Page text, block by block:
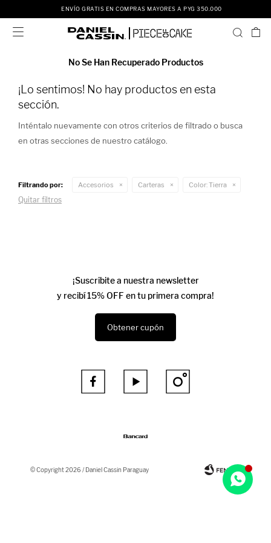
ENVÍO GRATIS EN COMPRAS MAYORES A PYG 350.000

No Se Han Recuperado Productos
¡Lo sentimos! No hay productos en esta
sección.
Inténtalo nuevamente con otros criterios de filtrado o busca
en otras secciones de nuestro catálogo.
Filtrando por: Accesorios Carteras Color:Tierra
Quitar filtros
¡Suscribite a nuestra newsletter
y recibí 15% OFF en tu primera compra!
Obtener cupón
  
© Copyright 2026 / Daniel Cassin Paraguay